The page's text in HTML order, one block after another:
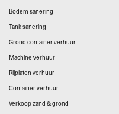
Bodem sanering
Tank sanering
Grond container verhuur
Machine verhuur
Rijplaten verhuur
Container verhuur
Verkoop zand & grond